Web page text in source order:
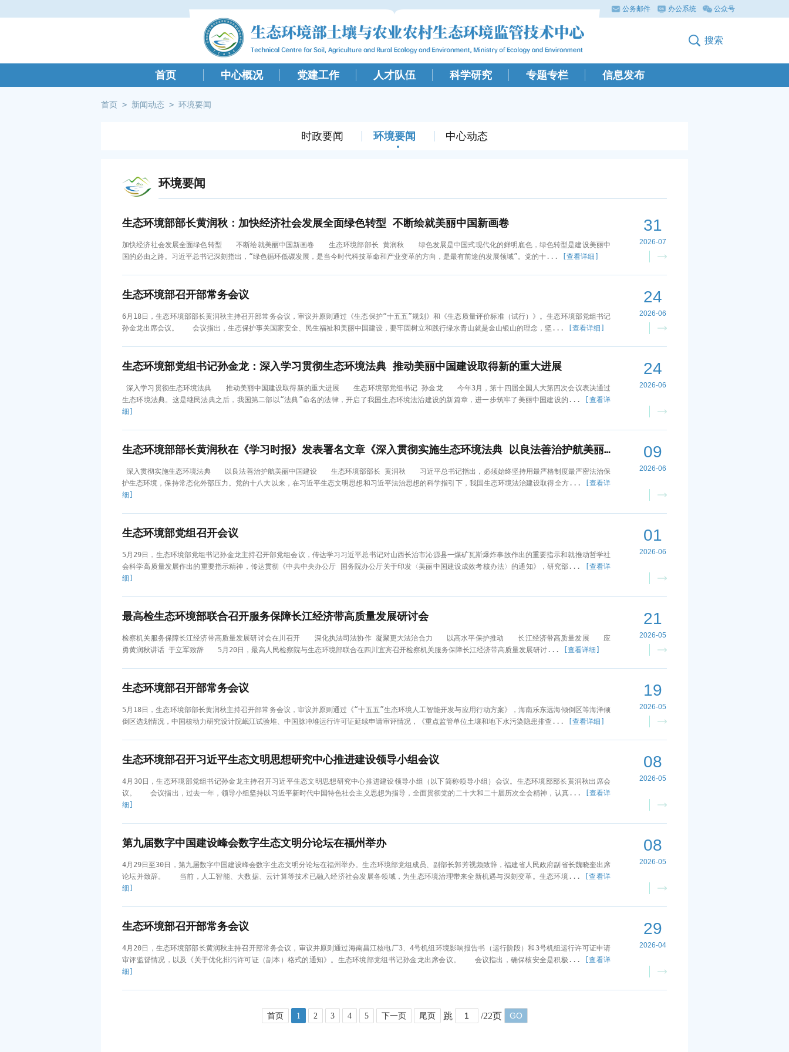
公务邮件 办公系统 公众号
搜索
首页 中心概况 党建工作 人才队伍 科学研究 专题专栏 信息发布
首页 > 新闻动态 > 环境要闻
时政要闻 环境要闻 中心动态
环境要闻
生态环境部部长黄润秋：加快经济社会发展全面绿色转型 不断绘就美丽中国新画卷
加快经济社会发展全面绿色转型 不断绘就美丽中国新画卷 生态环境部部长 黄润秋 绿色发展是中国式现代化的鲜明底色，绿色转型是建设美丽中
国的必由之路。习近平总书记深刻指出，“绿色循环低碳发展，是当今时代科技革命和产业变革的方向，是最有前途的发展领域”。党的十...
[查看详细]
31
2026-07
生态环境部召开部常务会议
6月18日，生态环境部部长黄润秋主持召开部常务会议，审议并原则通过《生态保护“十五五”规划》和《生态质量评价标准（试行）》。生态环境部党组书记
孙金龙出席会议。 会议指出，生态保护事关国家安全、民生福祉和美丽中国建设，要牢固树立和践行绿水青山就是金山银山的理念，坚...
[查看详细]
24
2026-06
生态环境部党组书记孙金龙：深入学习贯彻生态环境法典 推动美丽中国建设取得新的重大进展
深入学习贯彻生态环境法典 推动美丽中国建设取得新的重大进展 生态环境部党组书记 孙金龙 今年3月，第十四届全国人大第四次会议表决通过
生态环境法典。这是继民法典之后，我国第二部以“法典”命名的法律，开启了我国生态环境法治建设的新篇章，进一步筑牢了美丽中国建设的...
[查看详
细]
24
2026-06
生态环境部部长黄润秋在《学习时报》发表署名文章《深入贯彻实施生态环境法典 以良法善治护航美丽中国建设》
深入贯彻实施生态环境法典 以良法善治护航美丽中国建设 生态环境部部长 黄润秋 习近平总书记指出，必须始终坚持用最严格制度最严密法治保
护生态环境，保持常态化外部压力。党的十八大以来，在习近平生态文明思想和习近平法治思想的科学指引下，我国生态环境法治建设取得全方...
[查看详
细]
09
2026-06
生态环境部党组召开会议
5月29日，生态环境部党组书记孙金龙主持召开部党组会议，传达学习习近平总书记对山西长治市沁源县一煤矿瓦斯爆炸事故作出的重要指示和就推动哲学社
会科学高质量发展作出的重要指示精神，传达贯彻《中共中央办公厅 国务院办公厅关于印发〈美丽中国建设成效考核办法〉的通知》，研究部...
[查看详
细]
01
2026-06
最高检生态环境部联合召开服务保障长江经济带高质量发展研讨会
检察机关服务保障长江经济带高质量发展研讨会在川召开 深化执法司法协作 凝聚更大法治合力 以高水平保护推动 长江经济带高质量发展 应
勇黄润秋讲话 于立军致辞 5月20日，最高人民检察院与生态环境部联合在四川宜宾召开检察机关服务保障长江经济带高质量发展研讨...
[查看详细]
21
2026-05
生态环境部召开部常务会议
5月18日，生态环境部部长黄润秋主持召开部常务会议，审议并原则通过《“十五五”生态环境人工智能开发与应用行动方案》，海南乐东远海倾倒区等海洋倾
倒区选划情况，中国核动力研究设计院岷江试验堆、中国脉冲堆运行许可证延续申请审评情况，《重点监管单位土壤和地下水污染隐患排查...
[查看详细]
19
2026-05
生态环境部召开习近平生态文明思想研究中心推进建设领导小组会议
4月30日，生态环境部党组书记孙金龙主持召开习近平生态文明思想研究中心推进建设领导小组（以下简称领导小组）会议。生态环境部部长黄润秋出席会
议。 会议指出，过去一年，领导小组坚持以习近平新时代中国特色社会主义思想为指导，全面贯彻党的二十大和二十届历次全会精神，认真...
[查看详
细]
08
2026-05
第九届数字中国建设峰会数字生态文明分论坛在福州举办
4月29日至30日，第九届数字中国建设峰会数字生态文明分论坛在福州举办。生态环境部党组成员、副部长郭芳视频致辞，福建省人民政府副省长魏晓奎出席
论坛并致辞。 当前，人工智能、大数据、云计算等技术已融入经济社会发展各领域，为生态环境治理带来全新机遇与深刻变革。生态环境...
[查看详
细]
08
2026-05
生态环境部召开部常务会议
4月20日，生态环境部部长黄润秋主持召开部常务会议，审议并原则通过海南昌江核电厂3、4号机组环境影响报告书（运行阶段）和3号机组运行许可证申请
审评监督情况，以及《关于优化排污许可证（副本）格式的通知》。生态环境部党组书记孙金龙出席会议。 会议指出，确保核安全是积极...
[查看详
细]
29
2026-04
首页 1 2 3 4 5 下一页 尾页 跳 /22页 GO